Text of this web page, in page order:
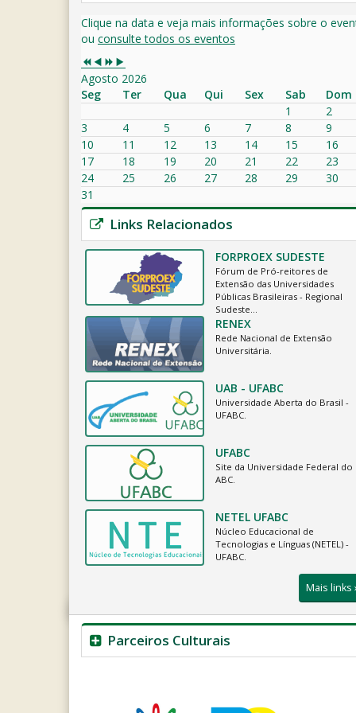
Clique na data e veja mais informações sobre o
ou consulte todos os eventos
Agosto 2026
Seg
Ter Qua Qui Sex Sab
Dom
1
2
3
4 5 6 7 8
9
10
11 12 13 14 15
16
17
18 19 20 21 22
23
24
25 26 27 28 29
30
31
Links Relacionados
FORPROEX SUDESTE
Fórum de Pró-reitores de
Extensão das Universidades
Públicas Brasileiras - Regional
Sudeste…
RENEX
Rede Nacional de Extensão
Universitária.
UAB - UFABC
Universidade Aberta do Brasil -
UFABC.
UFABC
Site da Universidade Federal do
ABC.
NETEL UFABC
Núcleo Educacional de
Tecnologias e Línguas (NETEL) -
UFABC.
Mais links
Parceiros Culturais